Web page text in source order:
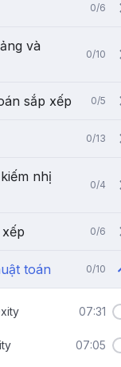
0/6
và
0/10
sắp xếp 0/5
0/13
nhị
0/4
0/6
toán 0/10
07:31
07:05